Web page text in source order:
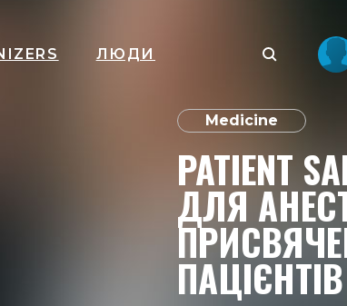
ЛЮДИ
Medicine
PATIENT
ДЛЯ
ПАЦІЄНТІВ